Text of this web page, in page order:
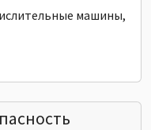
машины,